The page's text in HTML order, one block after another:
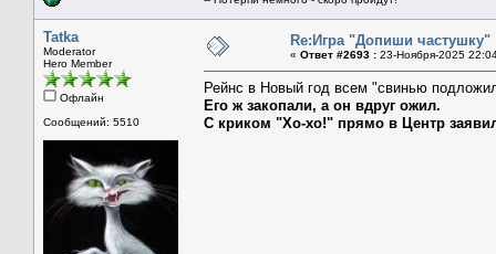
Tatka
Moderator
Hero Member
Офлайн
Сообщений: 5510
Re:Игра "Допиши частушку"
« Ответ #2693 : 23-Ноября-2025
Рейнс в Новый год всем "свинью
Его ж закопали, а он вдруг ожил.
С криком "Хо-хо!" прямо в Центр